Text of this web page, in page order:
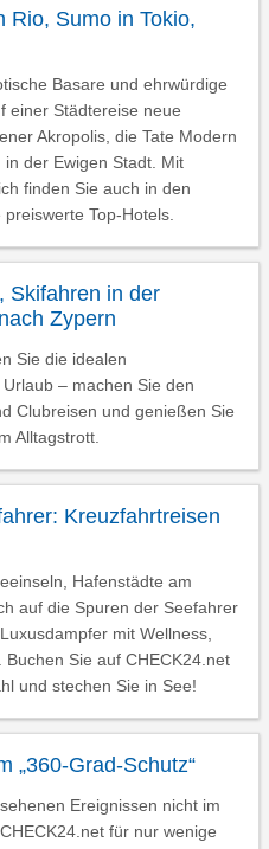
Rio, Sumo in Tokio,
Basare und ehrwürdige
einer Städtereise neue
Akropolis, die Tate Modern
der Ewigen Stadt. Mit
finden Sie auch in den
Top-Hotels.
Skifahren in der
Zypern
Sie die idealen
– machen Sie den
Clubreisen und genießen Sie
Alltagstrott.
Kreuzfahrtreisen
Hafenstädte am
auf die Spuren der Seefahrer
mit Wellness,
Sie auf CHECK24.net
und stechen Sie in See!
„360-Grad-Schutz“
Ereignissen nicht im
für nur wenige